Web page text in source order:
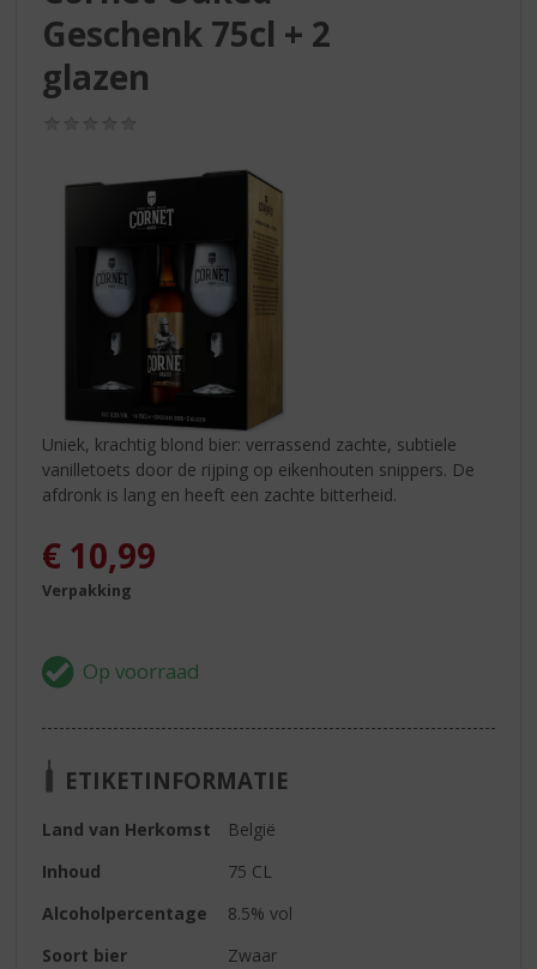
Geschenk 75cl + 2
glazen
Uniek, krachtig blond bier: verrassend zachte, subtiele
vanilletoets door de rijping op eikenhouten snippers. De
afdronk is lang en heeft een zachte bitterheid.
€ 10,99
Verpakking
ETIKETINFORMATIE
Land van Herkomst
België
Inhoud
75 CL
Alcoholpercentage
8.5% vol
Soort bier
Zwaar